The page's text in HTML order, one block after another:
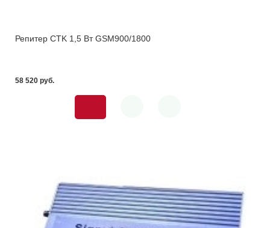
Репитер CTK 1,5 Вт GSM900/1800
58 520 pуб.